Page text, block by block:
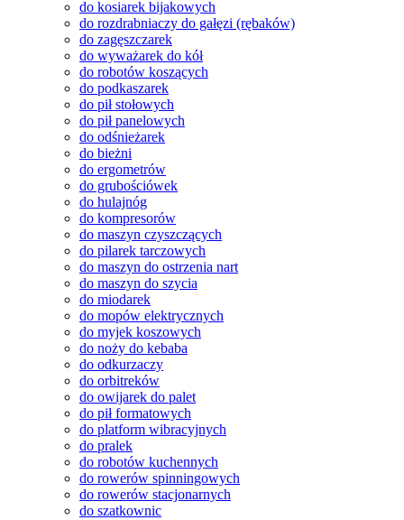
do kosiarek bijakowych
do rozdrabniaczy do gałęzi (rębaków)
do zagęszczarek
do wyważarek do kół
do robotów koszących
do podkaszarek
do pił stołowych
do pił panelowych
do odśnieżarek
do bieżni
do ergometrów
do grubościówek
do hulajnóg
do kompresorów
do maszyn czyszczących
do pilarek tarczowych
do maszyn do ostrzenia nart
do maszyn do szycia
do miodarek
do mopów elektrycznych
do myjek koszowych
do noży do kebaba
do odkurzaczy
do orbitreków
do owijarek do palet
do pił formatowych
do platform wibracyjnych
do pralek
do robotów kuchennych
do rowerów spinningowych
do rowerów stacjonarnych
do szatkownic